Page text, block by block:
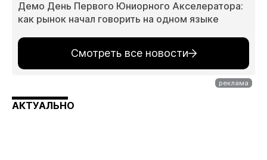
Демо День Первого Юниорного Акселератора:
как рынок начал говорить на одном языке
Смотреть все новости
АКТУАЛЬНО